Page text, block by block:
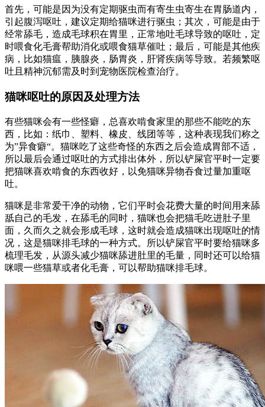
首先，可能是因为没有定期驱虫而有寄生虫寄生在胃肠道内，
引起腹泻呕吐，建议定期给猫咪进行驱虫；其次，可能是由于
经常舔毛，造成毛球积在胃里，正常地吐毛球导致的呕吐，定
时喂食化毛膏帮助消化或喂食猫草催吐；最后，可能是其他疾
病，比如猫瘟，胰腺炎，肠胃炎，肝肾疾病等导致。若频繁呕
吐且精神沉郁需及时到宠物医院检查治疗。
猫咪呕吐的原因及处理方法
有些猫咪会有一些怪癖，总喜欢啃食家里的那些不能吃的东
西，比如：纸巾、塑料、橡皮、线团等等，这种表现我们称之
为”异食癖“。猫咪吃了这些奇怪的东西之后会造成胃部不适，
所以最后会通过呕吐的方式排出体外，所以铲屎官平时一定要
把猫咪喜欢啃食的东西收好，以免猫咪异物吞食过量加重呕
吐。
猫咪是非常爱干净的动物，它们平时会花费大量的时间用来舔
舐自己的毛发，在舔毛的同时，猫咪也会把猫毛吃进肚子里
面，久而久之就会形成毛球，这时就会造成猫咪出现呕吐的情
况，这是猫咪排毛球的一种方式。所以铲屎官平时要给猫咪多
梳理毛发，从源头减少猫咪舔进肚里的毛量，同时还可以给猫
咪喂一些猫草或者化毛膏，可以帮助猫咪排毛球。